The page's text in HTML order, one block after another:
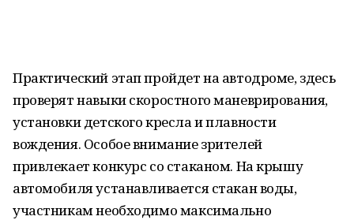
Практический этап пройдет на автодроме, здесь
проверят навыки скоростного маневрирования,
установки детского кресла и плавности
вождения. Особое внимание зрителей
привлекает конкурс со стаканом. На крышу
автомобиля устанавливается стакан воды,
участникам необходимо максимально